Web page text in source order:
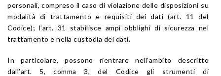
personali, compreso il caso di violazione delle disposizioni su
modalità di trattamento e requisiti dei dati (art. 11 del
Codice); l’art. 31 stabilisce ampi obblighi di sicurezza nel
trattamento e nella custodia dei dati.
In particolare, possono rientrare nell’ambito descritto
dall’art. 5, comma 3, del Codice gli strumenti di